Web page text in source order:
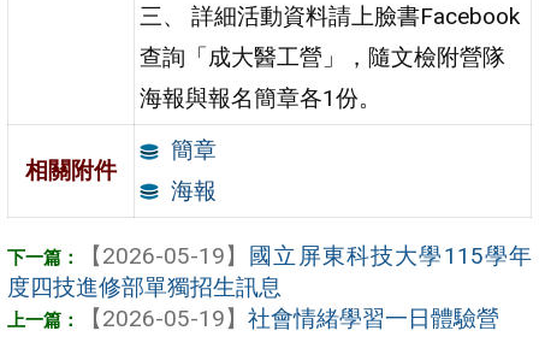
三、 詳細活動資料請上臉書Facebook
查詢「成大醫工營」，隨文檢附營隊
海報與報名簡章各1份。
相關附件
簡章
海報
【2026-05-19】 國立屏東科技大學115學年
度四技進修部單獨招生訊息
【2026-05-19】 社會情緒學習一日體驗營